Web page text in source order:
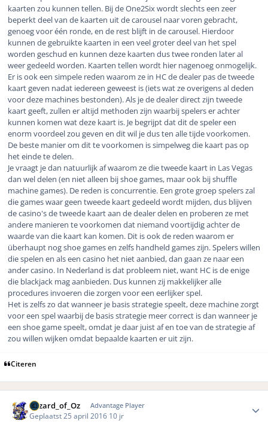
kaarten zou kunnen tellen. Bij de One2Six wordt slechts een zeer
beperkt deel van de kaarten uit de carousel naar voren gebracht,
genoeg voor één ronde, en de rest blijft in de carousel. Hierdoor
kunnen de gebruikte kaarten in een veel groter deel van het spel
worden geschud en kunnen deze kaarten dus twee ronden later al
weer gedeeld worden. Kaarten tellen wordt hier nagenoeg onmogelijk.
Er is ook een simpele reden waarom ze in HC de dealer pas de tweede
kaart geven nadat iedereen geweest is (iets wat ze overigens al deden
voor deze machines bestonden). Als je de dealer direct zijn tweede
kaart geeft, zullen er altijd methoden zijn waarbij spelers er achter
kunnen komen wat deze kaart is. Je begrijpt dat dit de speler een
enorm voordeel zou geven en dit wil je dus ten alle tijde voorkomen.
De beste manier om dit te voorkomen is simpelweg die kaart pas op
het einde te delen.
Je vraagt je dan natuurlijk af waarom ze die tweede kaart in Las Vegas
dan wel delen (en niet alleen bij shoe games, maar ook bij shuffle
machine games). De reden is concurrentie. Een grote groep spelers zal
die games waar geen tweede kaart gedeeld wordt mijden, dus blijven
de casino's de tweede kaart aan de dealer delen en proberen ze met
andere manieren te voorkomen dat niemand voortijdig achter de
waarde van die kaart kan komen. Dit is ook de reden waarom er
überhaupt nog shoe games en zelfs handheld games zijn. Spelers willen
die spelen en als een casino het niet aanbied, dan gaan ze naar een
ander casino. In Nederland is dat probleem niet, want HC is de enige
die blackjack mag aanbieden. Dus kunnen zij makkelijker alle
procedures invoeren die zorgen voor een eerlijker spel.
Het is zelfs zo dat wanneer je basis strategie speelt, deze machine zorgt
voor een spel waarbij de basis strategie meer correct is dan wanneer je
een shoe game speelt, omdat je daar juist af en toe van de strategie af
zou willen wijken omdat bepaalde kaarten er uit zijn.
Citeren
Wizard_of_Oz Advantage Player
Geplaatst 25 april 2016 10 jr